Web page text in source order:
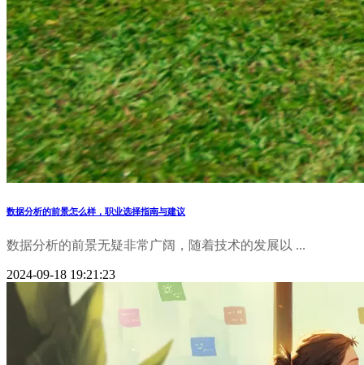
数据分析的前景怎么样，职业选择指南与建议
数据分析的前景无疑非常广阔，随着技术的发展以 ...
2024-09-18 19:21:23